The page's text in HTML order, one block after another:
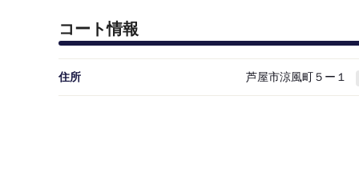
コート情報
住所 芦屋市涼風町５ー１